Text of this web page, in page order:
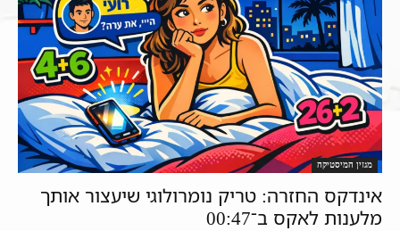
מגזין המיסטיקה
אינדקס החזרה: טריק נומרולוגי שיעצור אותך
מלענות לאקס ב־00:47